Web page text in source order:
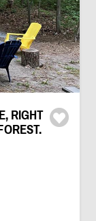
RIGHT